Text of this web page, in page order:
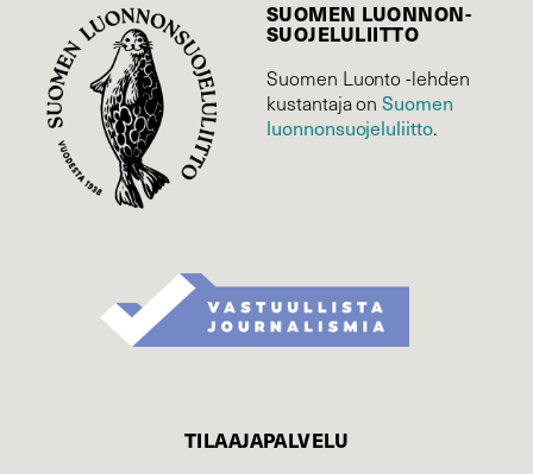
SUOMEN LUONNON­
SUOJELU­LIITTO
Suomen Luonto -lehden
kustantaja onSuomen
luonnonsuojelu­liitto.
TILAAJAPALVELU